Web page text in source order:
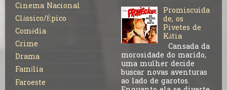
Cinema Nacional
Clássico/Épico
Comédia
Crime
Drama
Família
Faroeste
Promiscuida
de, os
Pivetes de
Kátia
Cansada da
morosidade do marido,
uma mulher decide
buscar novas aventuras
ao lado de garotos.